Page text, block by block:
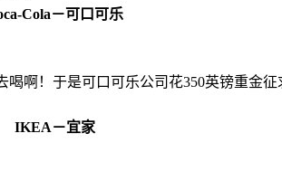
Cola－可口可乐
啊！于是可口可乐公司花350英镑重金
IKEA－宜家